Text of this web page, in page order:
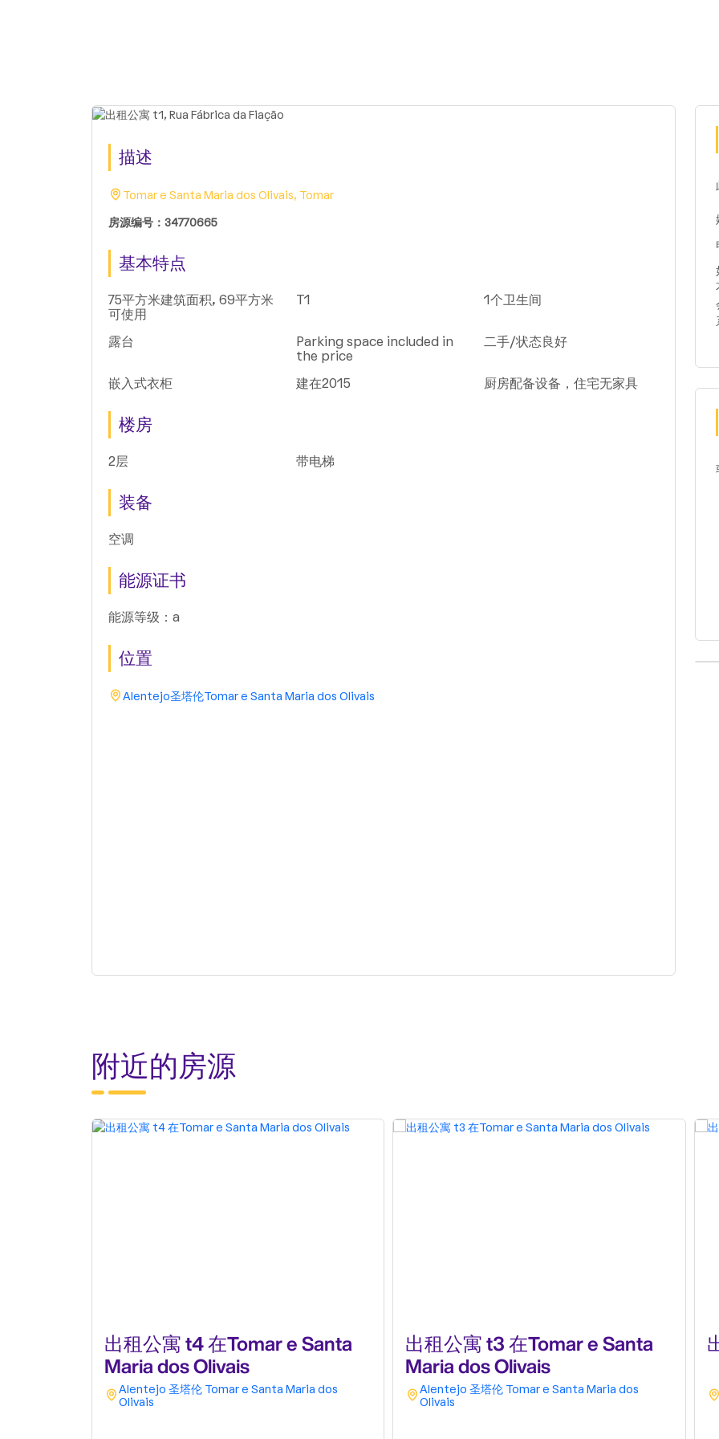
描述
Tomar e Santa Maria dos Olivais, Tomar
房源编号：34770665
基本特点
75平方米建筑面积, 69平方米
可使用
T1 1个卫生间
露台
Parking space included in
the price
二手/状态良好
嵌入式衣柜 建在2015 厨房配备设备，住宅无家具
楼房
2层 带电梯
装备
空调
能源证书
能源等级：a
位置
Alentejo圣塔伦Tomar e Santa Maria dos Olivais
附近的房源
出租公寓 t4 在Tomar e Santa
Maria dos Olivais
Alentejo 圣塔伦 Tomar e Santa Maria dos
Olivais
出租公寓 t3 在Tomar e Santa
Maria dos Olivais
Alentejo 圣塔伦 Tomar e Santa Maria dos
Olivais